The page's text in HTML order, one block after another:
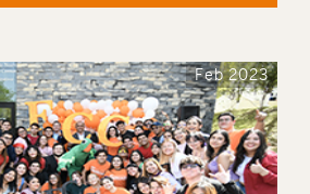
Feb 2023